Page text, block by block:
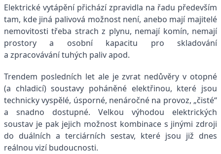
Elektrické vytápění přichází zpravidla na řadu především
tam, kde jiná palivová možnost není, anebo mají majitelé
nemovitosti třeba strach z plynu, nemají komín, nemají
prostory a osobní kapacitu pro skladování
a zpracovávání tuhých paliv apod.
Trendem posledních let ale je zvrat nedůvěry v otopné
(a chladicí) soustavy poháněné elektřinou, které jsou
technicky vyspělé, úsporné, nenáročné na provoz, „čisté“
a snadno dostupné. Velkou výhodou elektrických
soustav je pak jejich možnost kombinace s jinými zdroji
do duálních a terciárních sestav, které jsou již dnes
reálnou vizí budoucnosti.